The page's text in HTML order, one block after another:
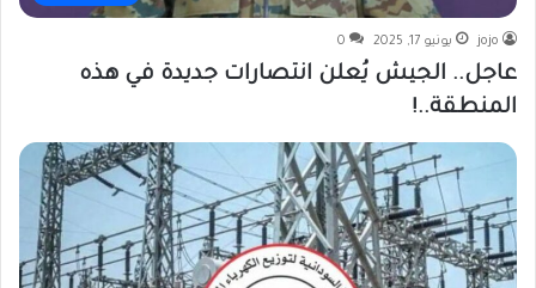
jojo يونيو 17, 2025 0
عاجل.. الجيش يُعلن انتصارات جديدة في هذه
المنطقة..!